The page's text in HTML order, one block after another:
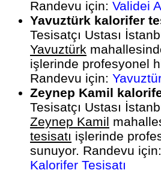
Randevu için: Validei
Yavuztürk kalorifer
Tesisatçı Ustası
Yavuztürk
işlerinde profesyonel
Randevu için:
Zeynep Kamil
Tesisatçı Ustası
Zeynep Kamil
tesisatı işlerinde
sunuyor. Randevu için:
Kalorifer Tesisatı